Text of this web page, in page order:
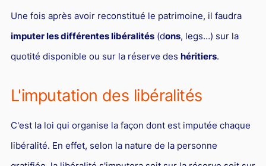
Responsabilité Sociétale des Entreprises (R.S.E)
Hôtellerie et restauration
Procédures et tribunaux
Droit commercial
Énergie
Droit de la concurrence
Une fois après avoir reconstitué le patrimoine, il faudra
imputer les différentes libéralités(dons, legs…) sur la
quotité disponible ou sur la réserve des héritiers.
L'imputation des libéralités
C'est la loi qui organise la façon dont est imputée chaque
libéralité. En effet, selon la nature de la personne